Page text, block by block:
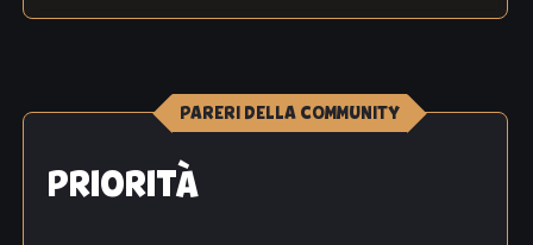
PARERI DELLA COMMUNITY
PRIORITÀ